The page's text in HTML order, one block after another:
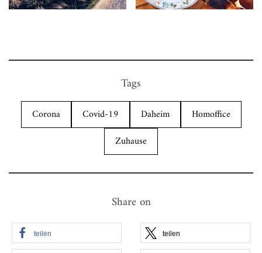
Tags
Corona Covid-19 Daheim
Homoffice
Zuhause
Share on
teilen teilen